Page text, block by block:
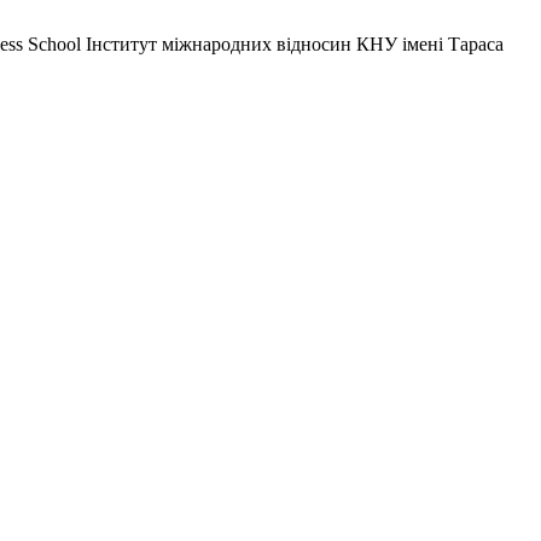
School Інститут міжнародних відносин КНУ імені Тараса